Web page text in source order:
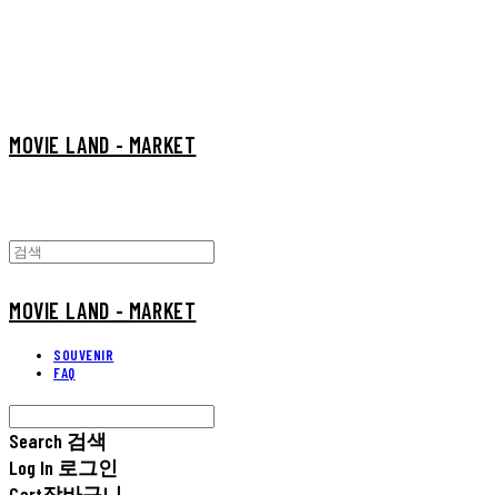
MOVIE LAND - MARKET
MOVIE LAND - MARKET
SOUVENIR
FAQ
Search 검색
Log In 로그인